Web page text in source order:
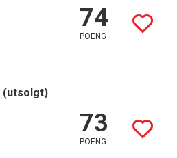
74
POENG
(utsolgt)
73
POENG